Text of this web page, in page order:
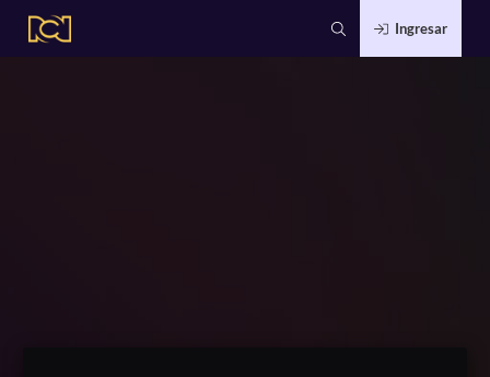
Ingresar